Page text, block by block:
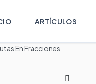
ARTÍCULOS
En Fracciones